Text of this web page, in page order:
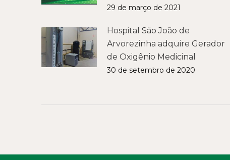
29 de março de 2021
Hospital São João de
Arvorezinha adquire Gerador
de Oxigênio Medicinal
30 de setembro de 2020